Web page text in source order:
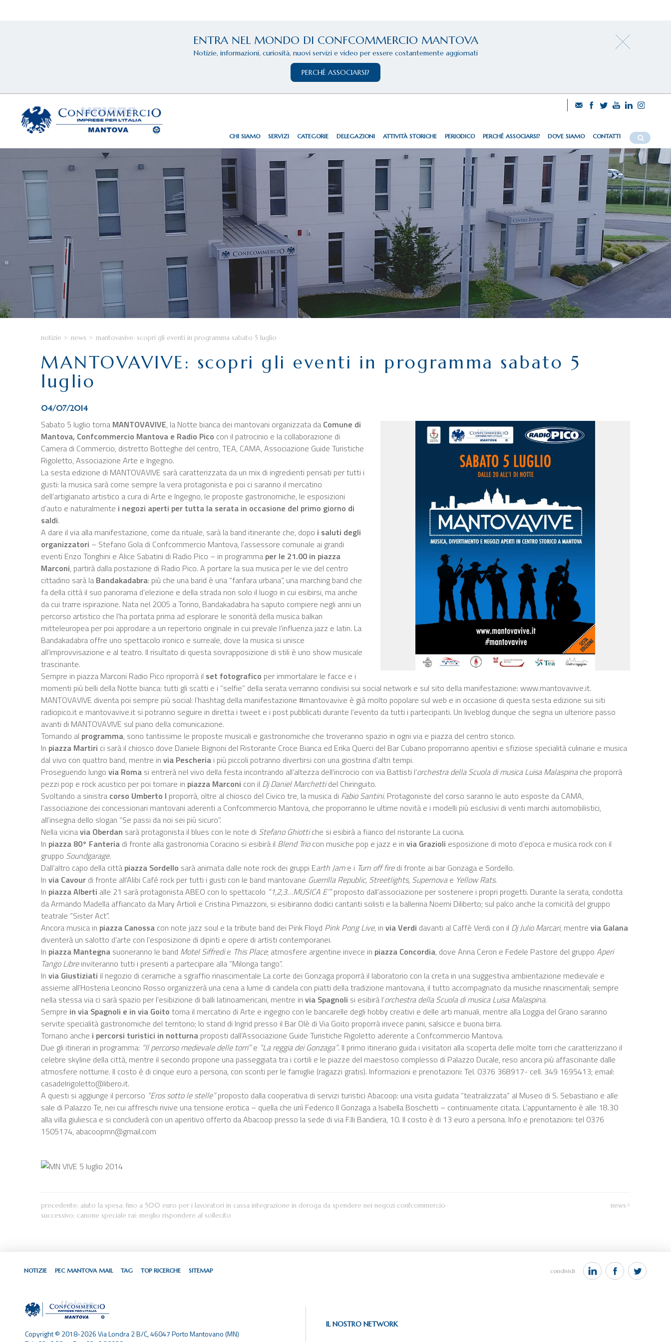
ENTRA NEL MONDO DI CONFCOMMERCIO MANTOVA
Notizie, informazioni, curiosità, nuovi servizi e video per essere costantemente aggiornati
PERCHÈ ASSOCIARSI?
CHI SIAMO SERVIZI CATEGORIE DELEGAZIONI ATTIVITÀ STORICHE PERIODICO PERCHÉ ASSOCIARSI? DOVE SIAMO CONTATTI
notizie > news > mantovavive: scopri gli eventi in programma sabato 5 luglio
MANTOVAVIVE: scopri gli eventi in programma sabato 5
luglio
04/07/2014
Sabato 5 luglio torna MANTOVAVIVE, la Notte bianca dei mantovani organizzata da Comune di
Mantova, Confcommercio Mantova e Radio Pico con il patrocinio e la collaborazione di
Camera di Commercio, distretto Botteghe del centro, TEA, CAMA, Associazione Guide Turistiche
Rigoletto, Associazione Arte e Ingegno.
La sesta edizione di MANTOVAVIVE sarà caratterizzata da un mix di ingredienti pensati per tutti i
gusti: la musica sarà come sempre la vera protagonista e poi ci saranno il mercatino
dell’artigianato artistico a cura di Arte e Ingegno, le proposte gastronomiche, le esposizioni
d’auto e naturalmente i negozi aperti per tutta la serata in occasione del primo giorno di
saldi.
A dare il via alla manifestazione, come da rituale, sarà la band itinerante che, dopo i saluti degli
organizzatori – Stefano Gola di Confcommercio Mantova, l’assessore comunale ai grandi
eventi Enzo Tonghini e Alice Sabatini di Radio Pico – in programma per le 21.00 in piazza
Marconi, partirà dalla postazione di Radio Pico. A portare la sua musica per le vie del centro
cittadino sarà la Bandakadabra: più che una band è una “fanfara urbana”, una marching band che
fa della città il suo panorama d’elezione e della strada non solo il luogo in cui esibirsi, ma anche
da cui trarre ispirazione. Nata nel 2005 a Torino, Bandakadabra ha saputo compiere negli anni un
percorso artistico che l’ha portata prima ad esplorare le sonorità della musica balkan
mitteleuropea per poi approdare a un repertorio originale in cui prevale l’influenza jazz e latin. La
Bandakadabra offre uno spettacolo ironico e surreale, dove la musica si unisce
all’improvvisazione e al teatro. Il risultato di questa sovrapposizione di stili è uno show musicale
trascinante.
Sempre in piazza Marconi Radio Pico riproporrà il set fotografico per immortalare le facce e i
momenti più belli della Notte bianca: tutti gli scatti e i “selfie” della serata verranno condivisi sui social network e sul sito della manifestazione: www.mantovavive.it.
MANTOVAVIVE diventa poi sempre più social: l’hashtag della manifestazione #mantovavive è già molto popolare sul web e in occasione di questa sesta edizione sui siti
radiopico.it e mantovavive.it si potranno seguire in diretta i tweet e i post pubblicati durante l’evento da tutti i partecipanti. Un liveblog dunque che segna un ulteriore passo
avanti di MANTOVAVIVE sul piano della comunicazione.
Tornando al programma, sono tantissime le proposte musicali e gastronomiche che troveranno spazio in ogni via e piazza del centro storico.
In piazza Martiri ci sarà il chiosco dove Daniele Bignoni del Ristorante Croce Bianca ed Erika Querci del Bar Cubano proporranno aperitivi e sfiziose specialità culinarie e musica
dal vivo con quattro band, mentre in via Pescheria i più piccoli potranno divertirsi con una giostrina d’altri tempi.
Proseguendo lungo via Roma si entrerà nel vivo della festa incontrando all’altezza dell’incrocio con via Battisti l’orchestra della Scuola di musica Luisa Malaspinache proporrà
pezzi pop e rock acustico per poi tornare in piazza Marconi con il Dj Daniel Marchettidel Chiringuito.
Svoltando a sinistra corso Umberto I proporrà, oltre al chiosco del Civico tre, la musica di Fabio Santini. Protagoniste del corso saranno le auto esposte da CAMA,
l’associazione dei concessionari mantovani aderenti a Confcommercio Mantova, che proporranno le ultime novità e i modelli più esclusivi di venti marchi automobilistici,
all’insegna dello slogan “Se passi da noi sei più sicuro”.
Nella vicinavia Oberdan sarà protagonista il blues con le note di Stefano Ghiottiche si esibirà a fianco del ristorante La cucina.
In piazza 80° Fanteria di fronte alla gastronomia Coracino si esibirà il Blend Triocon musiche pop e jazz e in via Grazioli esposizione di moto d’epoca e musica rock con il
gruppo Soundgarage.
Dall’altro capo della città piazza Sordello sarà animata dalle note rock dei gruppi Earth Jame i Turn off firedi fronte ai bar Gonzaga e Sordello.
In via Cavour di fronte all’Alibi Café rock per tutti i gusti con le band mantovane Guerrilla Republic, Streetlights, Supernovae Yellow Rats.
In piazza Alberti alle 21 sarà protagonista ABEO con lo spettacolo “1,2,3…MUSICA E’”proposto dall’associazione per sostenere i propri progetti. Durante la serata, condotta
da Armando Madella affiancato da Mary Artioli e Cristina Pimazzoni, si esibiranno dodici cantanti solisti e la ballerina Noemi Diliberto; sul palco anche la comicità del gruppo
teatrale “Sister Act”.
Ancora musica in piazza Canossa con note jazz soul e la tribute band dei Pink Floyd Pink Pong Live, in via Verdi davanti al Caffè Verdi con il Dj Julio Marcari, mentre via Galana
diventerà un salotto d’arte con l’esposizione di dipinti e opere di artisti contemporanei.
In piazza Mantegna suoneranno le band Motel Siffredie This Place; atmosfere argentine invece in piazza Concordia, dove Anna Ceron e Fedele Pastore del gruppo Aperi
Tango Libreinviteranno tutti i presenti a partecipare alla “Milonga tango”.
In via Giustiziati il negozio di ceramiche a sgraffio rinascimentale La corte dei Gonzaga proporrà il laboratorio con la creta in una suggestiva ambientazione medievale e
assieme all’Hosteria Leoncino Rosso organizzerà una cena a lume di candela con piatti della tradizione mantovana, il tutto accompagnato da musiche rinascimentali; sempre
nella stessa via ci sarà spazio per l’esibizione di balli latinoamericani, mentre in via Spagnoli si esibirà l’orchestra della Scuola di musica Luisa Malaspina.
Sempre in via Spagnoli e in via Goito torna il mercatino di Arte e ingegno con le bancarelle degli hobby creativi e delle arti manuali, mentre alla Loggia del Grano saranno
servite specialità gastronomiche del territorio; lo stand di Ingrid presso il Bar Olè di Via Goito proporrà invece panini, salsicce e buona birra.
Tornano anche i percorsi turistici in notturna proposti dall’Associazione Guide Turistiche Rigoletto aderente a Confcommercio Mantova.
Due gli itinerari in programma: “Il percorso medievale delle torri”e “La reggia dei Gonzaga”. Il primo itinerario guida i visitatori alla scoperta delle molte torri che caratterizzano il
celebre skyline della città, mentre il secondo propone una passeggiata tra i cortili e le piazze del maestoso complesso di Palazzo Ducale, reso ancora più affascinante dalle
atmosfere notturne. Il costo è di cinque euro a persona, con sconti per le famiglie (ragazzi gratis). Informazioni e prenotazioni: Tel. 0376 368917- cell. 349 1695413; email:
casadelrigoletto@libero.it.
A questi si aggiunge il percorso “Eros sotto le stelle”proposto dalla cooperativa di servizi turistici Abacoop: una visita guidata “teatralizzata” al Museo di S. Sebastiano e alle
sale di Palazzo Te, nei cui affreschi rivive una tensione erotica – quella che unì Federico II Gonzaga a Isabella Boschetti – continuamente citata. L’appuntamento è alle 18.30
alla villa giuliesca e si concluderà con un aperitivo offerto da Abacoop presso la sede di via F.lli Bandiera, 10. Il costo è di 13 euro a persona. Info e prenotazioni: tel 0376
1505174, abacoopmn@gmail.com
precedente: aiuto la spesa: fino a 500 euro per i lavoratori in cassa integrazione in deroga da spendere nei negozi confcommercio
successivo: canone speciale rai: meglio rispondere al sollecito
news
NOTIZIE PEC MANTOVA MAIL TAG TOP RICERCHE SITEMAP condividi
Copyright © 2018-2026 Via Londra 2 B/C, 46047 Porto Mantovano (MN)
IL NOSTRO NETWORK